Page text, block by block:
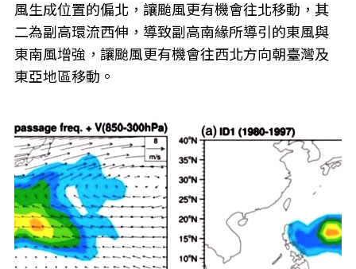
風生成位置的偏北，讓颱風更有機會往北移動，其
二為副高環流西伸，導致副高南緣所導引的東風與
東南風增強，讓颱風更有機會往西北方向朝臺灣及
東亞地區移動。